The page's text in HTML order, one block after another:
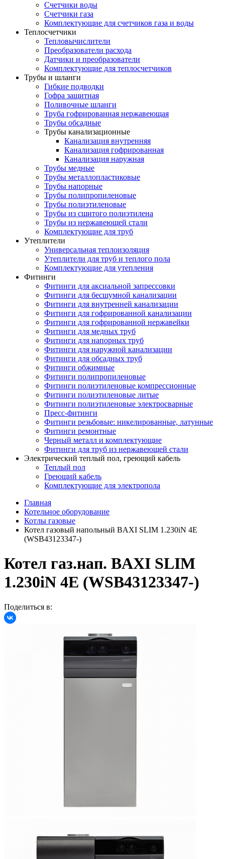
Счетчики воды
Счетчики газа
Комплектующие для счетчиков газа и воды
Теплосчетчики
Тепловычислители
Преобразователи расхода
Датчики и преобразователи
Комплектующие для теплосчетчиков
Трубы и шланги
Гибкие подводки
Гофра защитная
Поливочные шланги
Труба гофрированная нержавеющая
Трубы обсадные
Трубы канализационные
Канализация внутренняя
Канализация гофрированная
Канализация наружная
Трубы медные
Трубы металлопластиковые
Трубы напорные
Трубы полипропиленовые
Трубы полиэтиленовые
Трубы из сшитого полиэтилена
Трубы из нержавеющей стали
Комплектующие для труб
Утеплители
Универсальная теплоизоляция
Утеплители для труб и теплого пола
Комплектующие для утепления
Фитинги
Фитинги для аксиальной запрессовки
Фитинги для бесшумной канализации
Фитинги для внутренней канализации
Фитинги для гофрированной канализации
Фитинги для гофрированной нержавейки
Фитинги для медных труб
Фитинги для напорных труб
Фитинги для наружной канализации
Фитинги для обсадных труб
Фитинги обжимные
Фитинги полипропиленовые
Фитинги полиэтиленовые компрессионные
Фитинги полиэтиленовые литые
Фитинги полиэтиленовые электросварные
Пресс-фитинги
Фитинги резьбовые: никелированные, латунные
Фитинги ремонтные
Черный металл и комплектующие
Фитинги для труб из нержавеющей стали
Электрический теплый пол, греющий кабель
Теплый пол
Греющий кабель
Комплектующие для электропола
Главная
Котельное оборудование
Котлы газовые
Котел газовый напольный BAXI SLIM 1.230iN 4E
(WSB43123347-)
Котел газ.нап. BAXI SLIM
1.230iN 4E (WSB43123347-)
Поделиться в: